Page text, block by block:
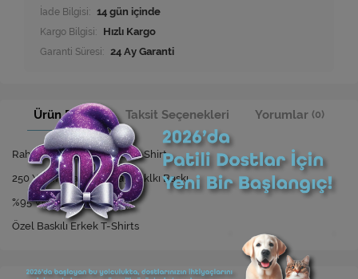
İade Bilgisi:
Kargo Bilgisi: Hızlı Kargo
Garanti Süresi: 24 Ay Garanti
Ürün Bilgisi Taksit Seçenekleri Yorumlar (0)
Rahat Kesim Özel Baskılı T-Shirt
250 Yıkamaya Kadar Dayanıklkı Baskı
%95 Viskon %5 Elastan
Özel Baskılı Erkek T-Shirts